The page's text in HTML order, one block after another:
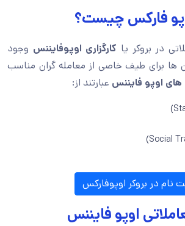
فارکس چیست؟
کارگزاری اوپوفایننس وجود
ها برای طیف خاصی از معامله گران مناسب
اوپو فایننس عبارتند از:
نام در بروکر اوپوفارکس
اوپو فایننس